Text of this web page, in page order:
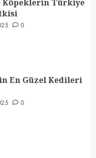
En Güzel Kedileri
0
Gezilecek Yerler